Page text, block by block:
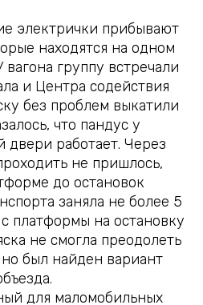
электрички прибывают
находятся на одном
группу встречали
и Центра содействия
без проблем выкатили
что пандус у
двери работает. Через
не пришлось,
до остановок
заняла не более 5
платформы на остановку
не смогла преодолеть
был найден вариант
для маломобильных